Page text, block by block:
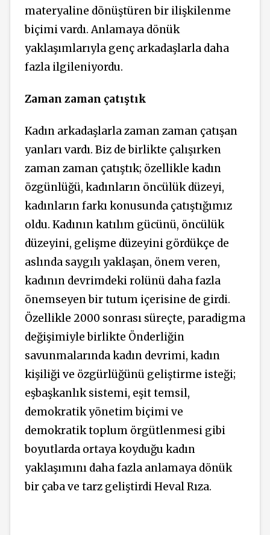
materyaline dönüştüren bir ilişkilenme
biçimi vardı. Anlamaya dönük
yaklaşımlarıyla genç arkadaşlarla daha
fazla ilgileniyordu.
Zaman zaman çatıştık
Kadın arkadaşlarla zaman zaman çatışan
yanları vardı. Biz de birlikte çalışırken
zaman zaman çatıştık; özellikle kadın
özgünlüğü, kadınların öncülük düzeyi,
kadınların farkı konusunda çatıştığımız
oldu. Kadının katılım gücünü, öncülük
düzeyini, gelişme düzeyini gördükçe de
aslında saygılı yaklaşan, önem veren,
kadının devrimdeki rolünü daha fazla
önemseyen bir tutum içerisine de girdi.
Özellikle 2000 sonrası süreçte, paradigma
değişimiyle birlikte Önderliğin
savunmalarında kadın devrimi, kadın
kişiliği ve özgürlüğünü geliştirme isteği;
eşbaşkanlık sistemi, eşit temsil,
demokratik yönetim biçimi ve
demokratik toplum örgütlenmesi gibi
boyutlarda ortaya koyduğu kadın
yaklaşımını daha fazla anlamaya dönük
bir çaba ve tarz geliştirdi Heval Rıza.